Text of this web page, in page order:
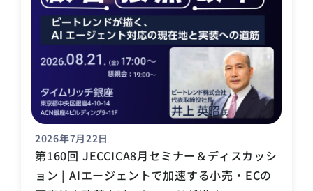
2026年7月22日
第160回 JECCICA8月セミナー＆ディスカッシ
ョン | AIエージェントで加速する小売・ECの